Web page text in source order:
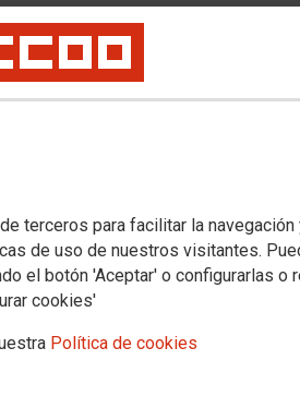
terceros para facilitar la navegación
de uso de nuestros visitantes.
el botón 'Aceptar' o configurarlas o
cookies'
Política de cookies
Noticias relacionadas